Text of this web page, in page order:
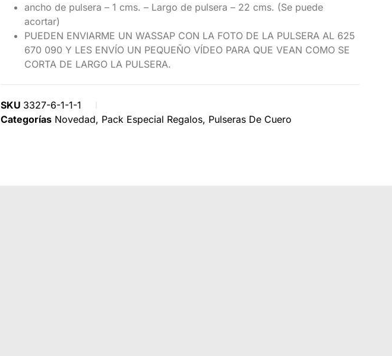
ancho de pulsera – 1 cms. – Largo de pulsera – 22 cms. (Se puede
acortar)
PUEDEN ENVIARME UN WASSAP CON LA FOTO DE LA PULSERA AL 625
670 090 Y LES ENVÍO UN PEQUEÑO VÍDEO PARA QUE VEAN COMO SE
CORTA DE LARGO LA PULSERA.
SKU 3327-6-1-1-1
Categorías Novedad, Pack Especial Regalos, Pulseras De Cuero